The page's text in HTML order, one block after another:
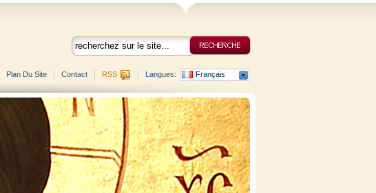
Langues: Français
RSS
Contact
Plan Du Site